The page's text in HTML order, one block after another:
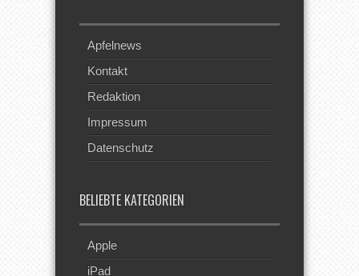
Apfelnews
Kontakt
Redaktion
Impressum
Datenschutz
BELIEBTE KATEGORIEN
Apple
iPad